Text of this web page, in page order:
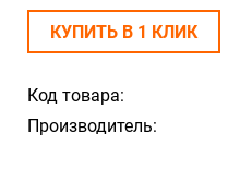
Код товара:
Производитель:
КУПИТЬ В 1 КЛИК